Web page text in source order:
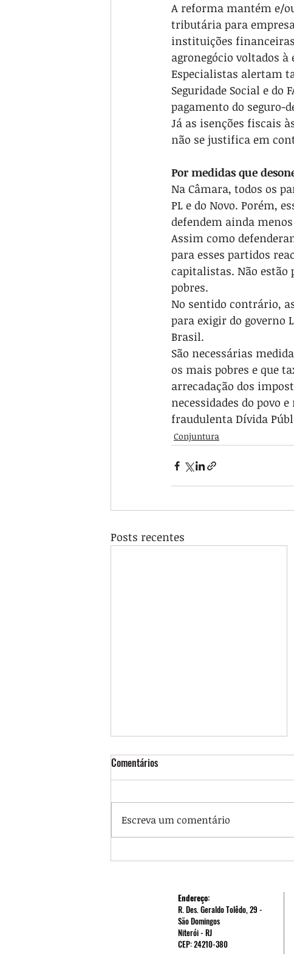
A reforma mantém e/
tributária para
instituições financeiras
agronegócio voltados
Especialistas alertam
Seguridade Social e do
pagamento do seguro-
Já as isenções fiscais
não se justifica em
Por medidas que
Na Câmara, todos os
PL e do Novo. Porém,
defendem ainda
Assim como
para esses partidos
capitalistas. Não estão
pobres.
No sentido contrário,
para exigir do governo
Brasil.
São necessárias
os mais pobres e que
arrecadação dos
necessidades do povo
fraudulenta Dívida
Conjuntura
Posts recentes
Auditoria Cidadã da Dívida: Carta-
Comentários
Escreva um comentário
Endereço:
R. Des. Geraldo Tolêdo, 29 -
São Domingos
Niterói - RJ
CEP: 24210-380